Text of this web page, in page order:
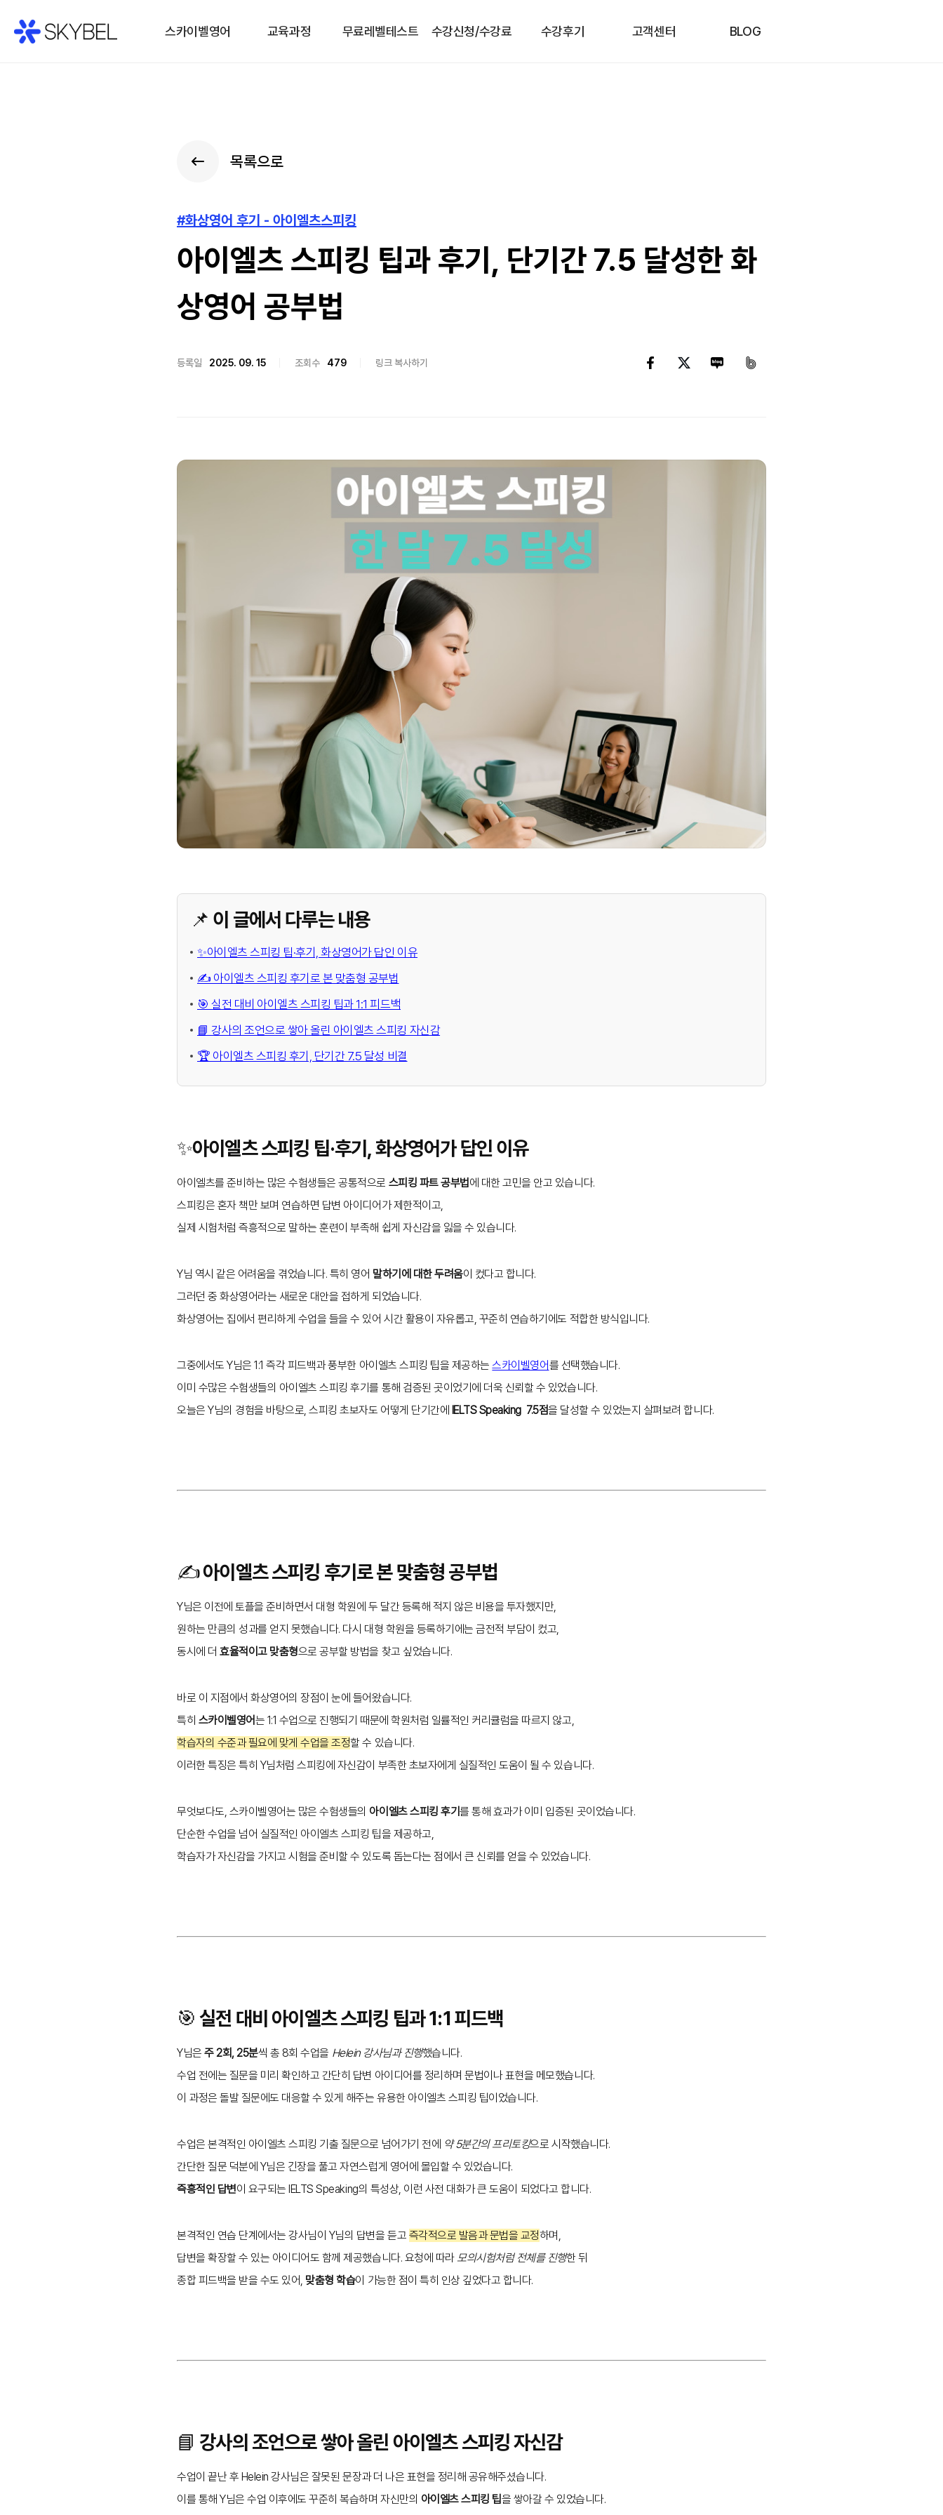
스카이벨영어 교육과정 무료레벨테스트 수강신청/수강료 수강후기 고객센터 BLOG
목록으로
#화상영어 후기 - 아이엘츠스피킹
아이엘츠 스피킹 팁과 후기, 단기간 7.5 달성한 화
상영어 공부법
등록일 2025. 09. 15 조회수 479 링크 복사하기
📌 이 글에서 다루는 내용
✨아이엘츠 스피킹 팁·후기, 화상영어가 답인 이유
✍️ 아이엘츠 스피킹 후기로 본 맞춤형 공부법
🎯 실전 대비 아이엘츠 스피킹 팁과 1:1 피드백
📘 강사의 조언으로 쌓아 올린 아이엘츠 스피킹 자신감
🏆 아이엘츠 스피킹 후기, 단기간 7.5 달성 비결
✨아이엘츠 스피킹 팁·후기, 화상영어가 답인 이유
아이엘츠를 준비하는 많은 수험생들은 공통적으로 스피킹 파트 공부법 에 대한 고민을 안고 있습니다.
스피킹은 혼자 책만 보며 연습하면 답변 아이디어가 제한적이고,
실제 시험처럼 즉흥적으로 말하는 훈련이 부족해 쉽게 자신감을 잃을 수 있습니다.
Y님 역시 같은 어려움을 겪었습니다. 특히 영어 말하기에 대한 두려움이 컸다고 합니다.
그러던 중 화상영어라는 새로운 대안을 접하게 되었습니다.
화상영어는 집에서 편리하게 수업을 들을 수 있어 시간 활용이 자유롭고, 꾸준히 연습하기에도 적합한 방식입니다.
그중에서도 Y님은 1:1 즉각 피드백과 풍부한 아이엘츠 스피킹 팁을 제공하는스카이벨영어를 선택했습니다.
이미 수많은 수험생들의 아이엘츠 스피킹 후기를 통해 검증된 곳이었기에 더욱 신뢰할 수 있었습니다.
오늘은 Y님의 경험을 바탕으로, 스피킹 초보자도 어떻게 단기간에 IELTS Speaking 7.5점을 달성할 수 있었는지 살펴보려 합니다.
✍️ 아이엘츠 스피킹 후기로 본 맞춤형 공부법
Y님은 이전에 토플을 준비하면서 대형 학원에 두 달간 등록해 적지 않은 비용을 투자했지만,
원하는 만큼의 성과를 얻지 못했습니다. 다시 대형 학원을 등록하기에는 금전적 부담이 컸고,
동시에 더효율적이고 맞춤형으로 공부할 방법을 찾고 싶었습니다.
바로 이 지점에서 화상영어의 장점이 눈에 들어왔습니다.
특히 스카이벨영어는 1:1 수업으로 진행되기 때문에 학원처럼 일률적인 커리큘럼을 따르지 않고,
학습자의 수준과 필요에 맞게 수업을 조정할 수 있습니다.
이러한 특징은 특히 Y님처럼 스피킹에 자신감이 부족한 초보자에게 실질적인 도움이 될 수 있습니다.
무엇보다도, 스카이벨영어는 많은 수험생들의 아이엘츠 스피킹 후기를 통해 효과가 이미 입증된 곳이었습니다.
단순한 수업을 넘어 실질적인 아이엘츠 스피킹 팁을 제공하고,
학습자가 자신감을 가지고 시험을 준비할 수 있도록 돕는다는 점에서 큰 신뢰를 얻을 수 있었습니다.
🎯 실전 대비 아이엘츠 스피킹 팁과 1:1 피드백
Y님은 주 2회, 25분씩 총 8회 수업을 Helein 강사님과 진행했습니다.
수업 전에는 질문을 미리 확인하고 간단히 답변 아이디어를 정리하며 문법이나 표현을 메모했습니다.
이 과정은 돌발 질문에도 대응할 수 있게 해주는 유용한 아이엘츠 스피킹 팁이었습니다.
수업은 본격적인 아이엘츠 스피킹 기출 질문으로 넘어가기 전에 약 5분간의 프리토킹으로 시작했습니다.
간단한 질문 덕분에 Y님은 긴장을 풀고 자연스럽게 영어에 몰입할 수 있었습니다.
즉흥적인 답변이 요구되는 IELTS Speaking의 특성상, 이런 사전 대화가 큰 도움이 되었다고 합니다.
본격적인 연습 단계에서는 강사님이 Y님의 답변을 듣고 즉각적으로 발음과 문법을 교정하며,
답변을 확장할 수 있는 아이디어도 함께 제공했습니다. 요청에 따라 모의시험처럼 전체를 진행한 뒤
종합 피드백을 받을 수도 있어, 맞춤형 학습이 가능한 점이 특히 인상 깊었다고 합니다.
📘 강사의 조언으로 쌓아 올린 아이엘츠 스피킹 자신감
수업이 끝난 후 Helein 강사님은 잘못된 문장과 더 나은 표현을 정리해 공유해주셨습니다.
이를 통해 Y님은 수업 이후에도 꾸준히 복습하며 자신만의 아이엘츠 스피킹 팁을 쌓아갈 수 있었습니다.